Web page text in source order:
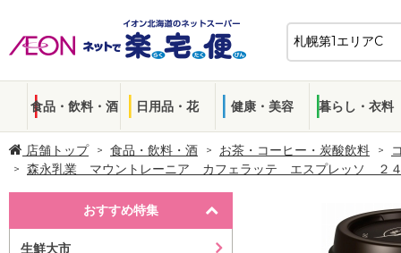
食品・飲料・酒 日用品・花 健康・美容 暮らし・衣料
店舗トップ 食品・飲料・酒 お茶・コーヒー・炭酸飲料
森永乳業 マウントレーニア カフェラッテ エスプレッソ ２
おすすめ特集
生鮮大市